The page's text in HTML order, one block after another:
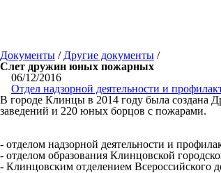
Документы / Другие документы /
Слет дружин юных пожарных
06/12/2016
Отдел надзорной деятельности и
В городе Клинцы в 2014 году была создана
заведений и 220 юных борцов с пожарами.
- отделом надзорной деятельности и
- отделом образования Клинцовской
- Клинцовским отделением Всероссийского